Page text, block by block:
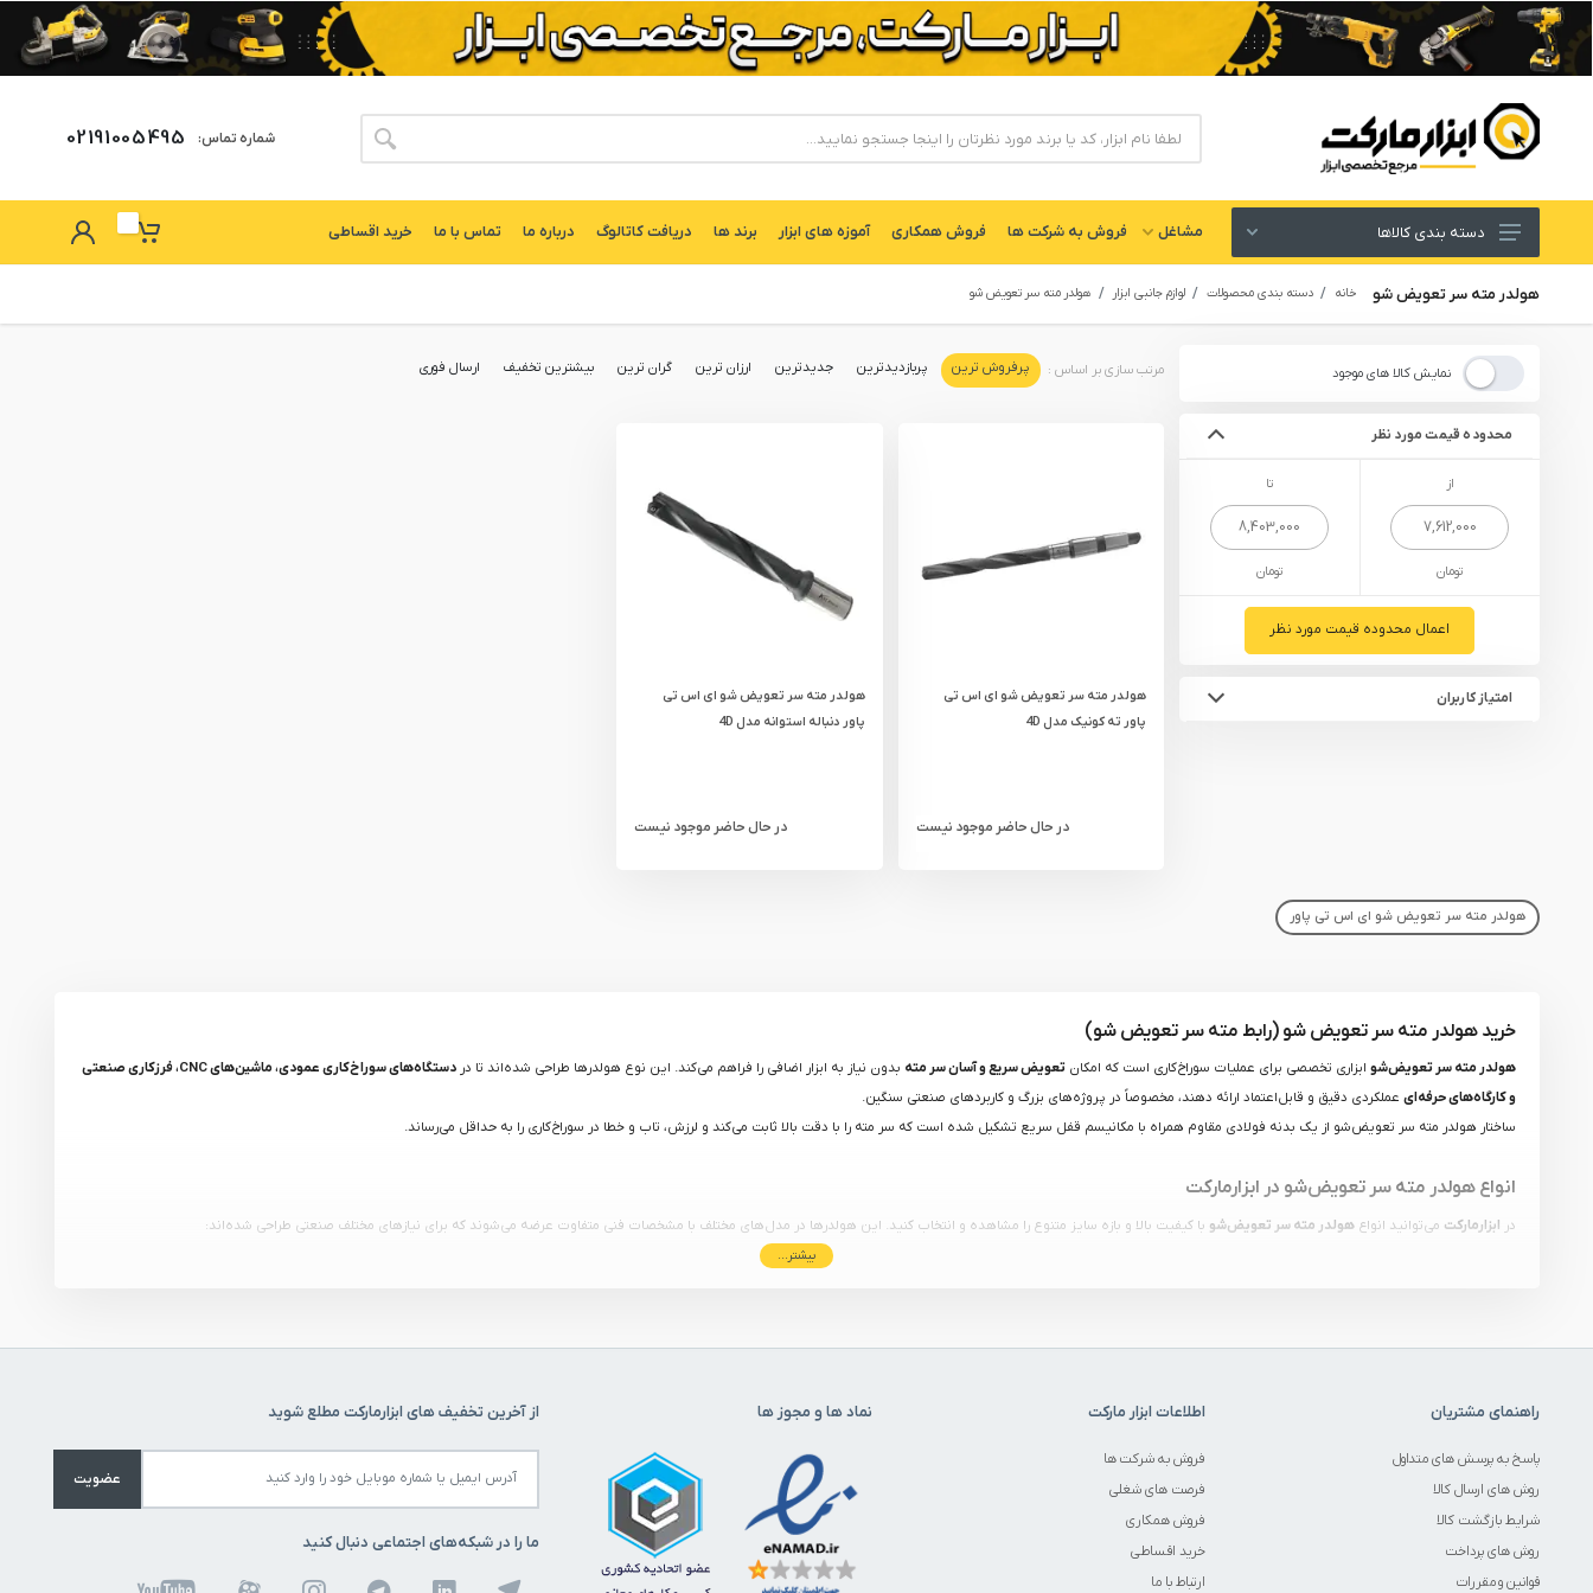
شماره تماس: 02191005495
ابزار های برقی و شارژی
لوازم جانبی ابزار
ابزار های دستی و عمومی
یراق آلات
تجهیزات ایمنی
قطعات یدکی ابزارآلات
دسته بندی کالاها مشاغل فروش به شركت ها فروش همکاری آموزه های ابزار برند ها دریافت کاتالوگ درباره ما تماس با ما خرید اقساطی
هولدر مته سر تعویض شو خانه دسته بندی محصولات لوازم جانبی ابزار هولدر مته سر تعویض شو
نمایش کالا های موجود
محدوده قیمت مورد نظر
از
تومان
تا
تومان
اعمال محدوده قیمت مورد نظر
امتیاز کاربران
پرفروش ترین پربازدیدترین جدیدترین ارزان ترین گران ترین بیشترین تخفیف ارسال فوری
هولدر مته سر تعویض شو ای اس تی
پاور ته کونیک مدل 4D
در حال حاضر موجود نیست
هولدر مته سر تعویض شو ای اس تی
پاور دنباله استوانه مدل 4D
در حال حاضر موجود نیست
هولدر مته سر تعویض شو ای اس تی پاور
خرید هولدر مته سر تعویض شو (رابط مته سر تعویض شو)
هولدر مته سر تعویض‌شو ابزاری تخصصی برای عملیات سوراخ‌کاری است که امکانتعویض سریع و آسان سر مته بدون نیاز به ابزار اضافی را فراهم می‌کند. این نوع هولدرها طراحی شده‌اند تا در
دستگاه‌های سوراخ‌کاری عمودی، ماشین‌های CNC، فرزکاری صنعتی
و کارگاه‌های حرفه‌ای عملکردی دقیق و قابل‌اعتماد ارائه دهند، مخصوصاً در پروژه‌های بزرگ و کاربردهای صنعتی سنگین.
ساختار هولدر مته سر تعویض‌شو از یک بدنه فولادی مقاوم همراه با مکانیسم قفل سریع تشکیل شده است که سر مته را با دقت بالا ثابت می‌کند و لرزش، تاب و خطا در سوراخ‌کاری را به حداقل می‌رساند.
انواع هولدر مته سر تعویض‌شو در ابزارمارکت
در ابزارمارکت می‌توانید انواعهولدر مته سر تعویض‌شو با کیفیت بالا و بازه سایز متنوع را مشاهده و انتخاب کنید. این هولدرها در مدل‌های مختلف با مشخصات فنی متفاوت عرضه می‌شوند که برای نیازهای مختلف صنعتی طراحی شده‌اند:
طراحی دقیق این هولدرها باعث می‌شود که تعویض مته در سریع‌ ترین زمان ممکن انجام شود و نیاز به ابزار کمکی برای باز و بسته کردن هولدر از بین برود.
استفاده ازهولدر مته سر تعویض‌شو
در پروژه‌های صنعتی و حرفه‌ای چند مزیت کلیدی دارد:
تلرانس دقیق و ساخت مهندسی‌شده باعث می‌شود مته در جای خود تثبیت شده و سوراخ‌کاری با خطاهای حداقلی انجام شود.
بیشتر...
راهنمای مشتریان
پاسخ به پرسش های متداول
روش های ارسال کالا
شرایط بازگشت کالا
روش های پرداخت
قوانین و مقررات
اطلاعات ابزار مارکت
فروش به شرکت ها
فرصت های شغلی
فروش همکاری
خرید اقساطی
ارتباط با ما
نماد ها و مجوز ها از آخرین تخفیف های ابزارمارکت مطلع شوید
عضویت
ما را در شبکه‌های اجتماعی دنبال کنید